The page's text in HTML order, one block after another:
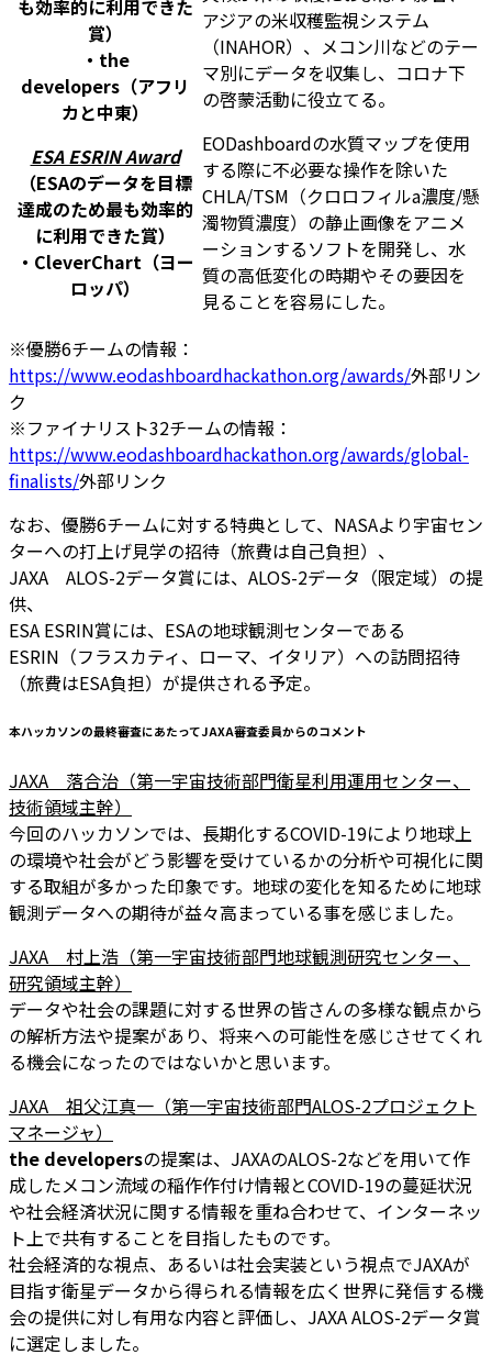
も効率的に利用できた
賞）
・the
developers（アフリ
カと中東）
アジアの米収穫監視システム
（INAHOR）、メコン川などのテー
マ別にデータを収集し、コロナ下
の啓蒙活動に役立てる。
ESA ESRIN Award
（ESAのデータを目標
達成のため最も効率的
に利用できた賞）
・CleverChart（ヨー
ロッパ）
EODashboardの水質マップを使用
する際に不必要な操作を除いた
CHLA/TSM（クロロフィルa濃度/懸
濁物質濃度）の静止画像をアニメ
ーションするソフトを開発し、水
質の高低変化の時期やその要因を
見ることを容易にした。
※優勝6チームの情報：
https://www.eodashboardhackathon.org/awards/外部リン
ク
※ファイナリスト32チームの情報：
https://www.eodashboardhackathon.org/awards/global-
finalists/外部リンク
なお、優勝6チームに対する特典として、NASAより宇宙セン
ターへの打上げ見学の招待（旅費は自己負担）、
JAXA ALOS-2データ賞には、ALOS-2データ（限定域）の提
供、
ESA ESRIN賞には、ESAの地球観測センターである
ESRIN（フラスカティ、ローマ、イタリア）への訪問招待
（旅費はESA負担）が提供される予定。
本ハッカソンの最終審査にあたってJAXA審査委員からのコメント
JAXA 落合治（第一宇宙技術部門衛星利用運用センター、
技術領域主幹）
今回のハッカソンでは、長期化するCOVID-19により地球上
の環境や社会がどう影響を受けているかの分析や可視化に関
する取組が多かった印象です。地球の変化を知るために地球
観測データへの期待が益々高まっている事を感じました。
JAXA 村上浩（第一宇宙技術部門地球観測研究センター、
研究領域主幹）
データや社会の課題に対する世界の皆さんの多様な観点から
の解析方法や提案があり、将来への可能性を感じさせてくれ
る機会になったのではないかと思います。
JAXA 祖父江真一（第一宇宙技術部門ALOS-2プロジェクト
マネージャ）
the developersの提案は、JAXAのALOS-2などを用いて作
成したメコン流域の稲作作付け情報とCOVID-19の蔓延状況
や社会経済状況に関する情報を重ね合わせて、インターネッ
ト上で共有することを目指したものです。
社会経済的な視点、あるいは社会実装という視点でJAXAが
目指す衛星データから得られる情報を広く世界に発信する機
会の提供に対し有用な内容と評価し、JAXA ALOS-2データ賞
に選定しました。